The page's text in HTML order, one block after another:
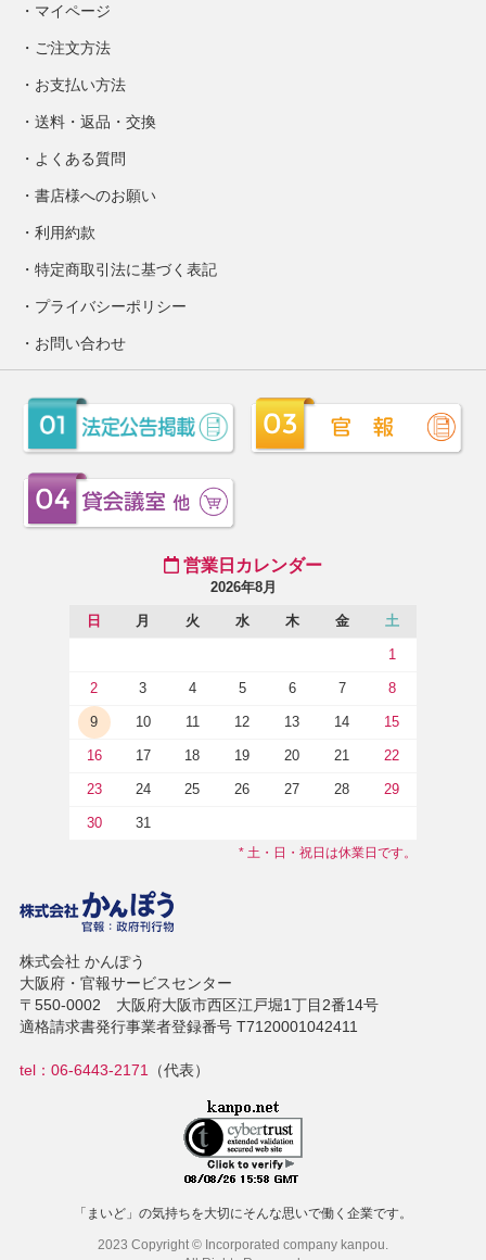
マイページ
ご注文方法
お支払い方法
送料・返品・交換
よくある質問
書店様へのお願い
利用約款
特定商取引法に基づく表記
プライバシーポリシー
お問い合わせ
営業日カレンダー
2026年8月
日 月 火 水 木 金 土
1
2 3 4 5 6 7 8
9 10 11 12 13 14 15
16 17 18 19 20 21 22
23 24 25 26 27 28 29
30 31
* 土・日・祝日は休業日です。
株式会社 かんぽう
大阪府・官報サービスセンター
〒550-0002 大阪府大阪市西区江戸堀1丁目2番14号
適格請求書発行事業者登録番号 T7120001042411
tel：06-6443-2171 （代表）
「まいど」の気持ちを大切にそんな思いで働く企業です。
2023 Copyright © Incorporated company kanpou.